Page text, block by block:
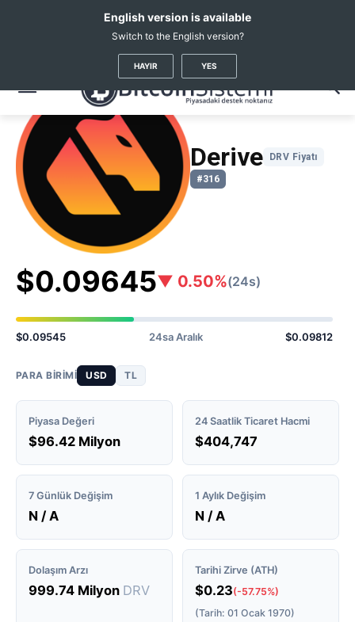
Coin Fiyatları (DRV)
Derive
DRV Fiyatı
#316
$0.09645▼ 0.50%(24s)
$0.09545 24sa Aralık $0.09812
PARA BIRIMI USD TL
Piyasa Değeri
$96.42 Milyon
24 Saatlik Ticaret Hacmi
$404,747
7 Günlük Değişim
N / A
1 Aylık Değişim
N / A
Dolaşım Arzı
999.74 Milyon DRV
Tarihi Zirve (ATH)
$0.23(-57.75%)
(Tarih: 01 Ocak 1970)
English version is available
Switch to the English version?
HAYIR YES